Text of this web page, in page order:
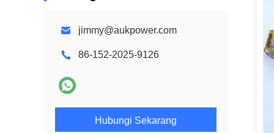
jimmy@aukpower.com
86-152-2025-9126
Hubungi Sekarang